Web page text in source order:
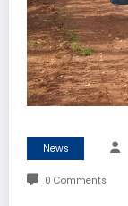
News
0 Comments